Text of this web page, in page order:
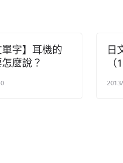
單字】耳機的
麼說？
日
（